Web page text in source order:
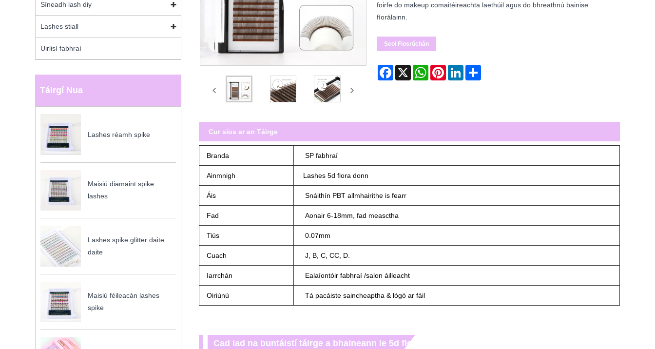
Síneadh lash diy
Lashes stiall
Uirlisí fabhraí
Táirgí Nua
Lashes réamh spike
Maisiú diamaint spike
lashes
Lashes spike glitter daite
daite
Maisiú féileacán lashes
spike
foirfe do makeup comaitéireachta laethúil agus do bhreathnú bainise
fíorálainn.
Seol Fiosrúchán
Facebook
X WhatsAppPinterestLinkedInShare
Cur síos ar an Táirge
Branda SP fabhraí
Ainmnigh Lashes 5d flora donn
Áis Snáithín PBT allmhairithe is fearr
Fad Aonair 6-18mm, fad measctha
Tiús 0.07mm
Cuach J, B, C, CC, D.
Iarrchán Ealaíontóir fabhraí /salon áilleacht
Oiriúnú Tá pacáiste saincheaptha & lógó ar fáil
Cad iad na buntáistí táirge a bhaineann le 5d flora a lasann donn?